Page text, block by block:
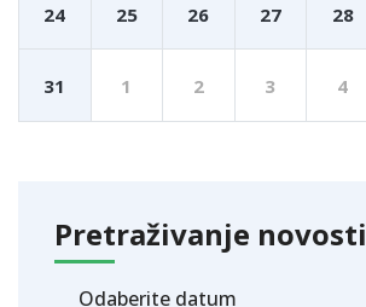
24 25 26 27 28
31 1 2 3 4
Pretraživanje novosti
Odaberite datum